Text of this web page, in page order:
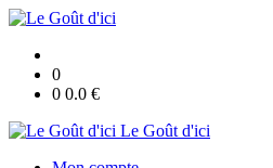
0
0 0.0 €
Le Goût d'ici